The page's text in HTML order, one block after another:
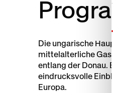
Die ungarische
mittelalterliche
entlang der Donau.
eindrucksvolle
Europa.